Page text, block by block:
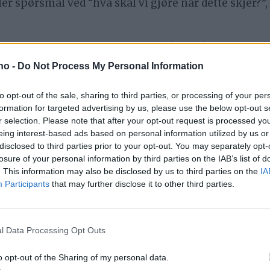
- Do Not Process My Personal Information
opt-out of the sale, sharing to third parties, or processing of your
for targeted advertising by us, please use the below opt-out
selection. Please note that after your opt-out request is processed
interest-based ads based on personal information utilized by us
to third parties prior to your opt-out. You may separately
of your personal information by third parties on the IAB’s list of
This information may also be disclosed by us to third parties on the
Participants that may further disclose it to other third parties.
Data Processing Opt Outs
opt-out of the Sharing of my personal data.
spørsmål ved “hva skal vi gjøre når dette
til situasjonen blir alvorlig. Skolen kan tidlig
regelmessige samtaler med elevene. Et
fellesskap kan redusere frustrasjon og
sosiallærer og spesialpedagoger, og
I tillegg er det
håndtere konflikter, både gjennom sin
måten kan skolen gripe inn tidlig, gi
for å sende dem ut av klasserommet og
ut av klassen i flere uker. Velg heller elevene –
være et sted der alle føler seg inkludert, får
tidlig oppfølging og et trygt skolemiljø, kan